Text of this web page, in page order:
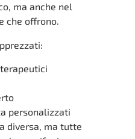
ma anche nel
che offrono.
personalizzati
diversa, ma tutte